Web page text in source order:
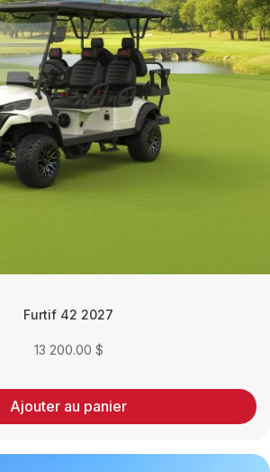
Furtif 42 2027
13 200.00 $
Ajouter au panier